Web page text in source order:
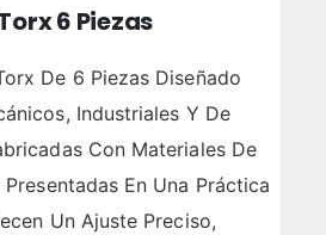
6 Piezas
De 6 Piezas Diseñado
Industriales Y De
Con Materiales De
En Una Práctica
Un Ajuste Preciso,